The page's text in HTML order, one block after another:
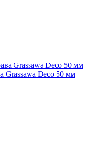
Grassawa Deco 50 мм